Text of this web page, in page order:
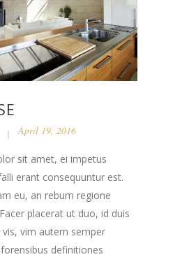
April 19, 2016
sit amet, ei impetus
erant consequuntur est.
eu, an rebum regione
placerat ut duo, id duis
vim autem semper
definitiones